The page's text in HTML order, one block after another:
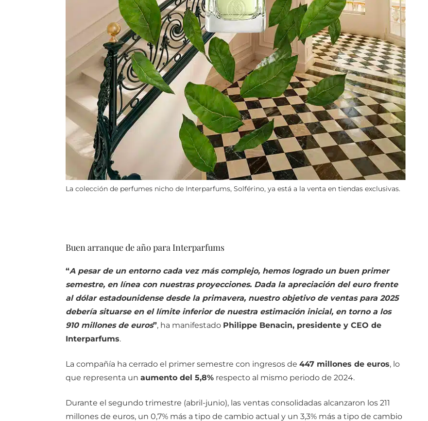
La colección de perfumes nicho de Interparfums, Solférino, ya está a la venta en tiendas exclusivas.
Buen arranque de año para Interparfums
“A pesar de un entorno cada vez más complejo, hemos logrado un buen primer
semestre, en línea con nuestras proyecciones. Dada la apreciación del euro frente
al dólar estadounidense desde la primavera, nuestro objetivo de ventas para 2025
debería situarse en el límite inferior de nuestra estimación inicial, en torno a los
910 millones de euros”, ha manifestado Philippe Benacin, presidente y CEO de
Interparfums.
La compañía ha cerrado el primer semestre con ingresos de 447 millones de euros, lo
que representa un aumento del 5,8%respecto al mismo periodo de 2024.
Durante el segundo trimestre (abril-junio), las ventas consolidadas alcanzaron los 211
millones de euros, un 0,7% más a tipo de cambio actual y un 3,3% más a tipo de cambio